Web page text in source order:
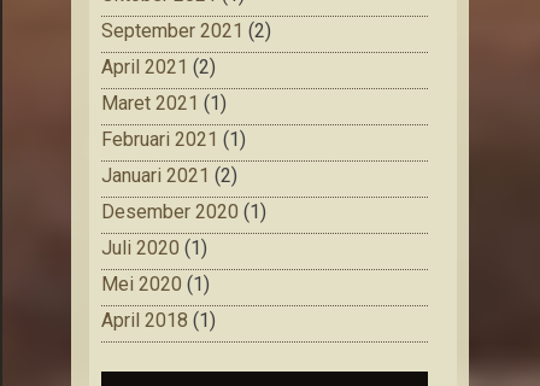
September 2021 (2)
April 2021 (2)
Maret 2021 (1)
Februari 2021 (1)
Januari 2021 (2)
Desember 2020 (1)
Juli 2020 (1)
Mei 2020 (1)
April 2018 (1)